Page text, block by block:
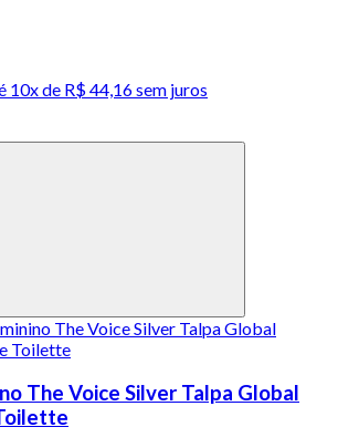
10x de R$ 44,16 sem juros
The Voice Silver Talpa Global